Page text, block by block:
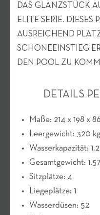
DAS GLANZSTÜCK
ELITE SERIE. DIESES
AUSREICHEND
SCHÖNEEINSTIEG
DEN POOL ZU
DETAILS
Maße: 214 x 198 x
Leergewicht: 320 kg
Wasserkapazität:
Gesamtgewicht:
Sitzplätze: 4
Liegeplätze: 1
Wasserdüsen: 52